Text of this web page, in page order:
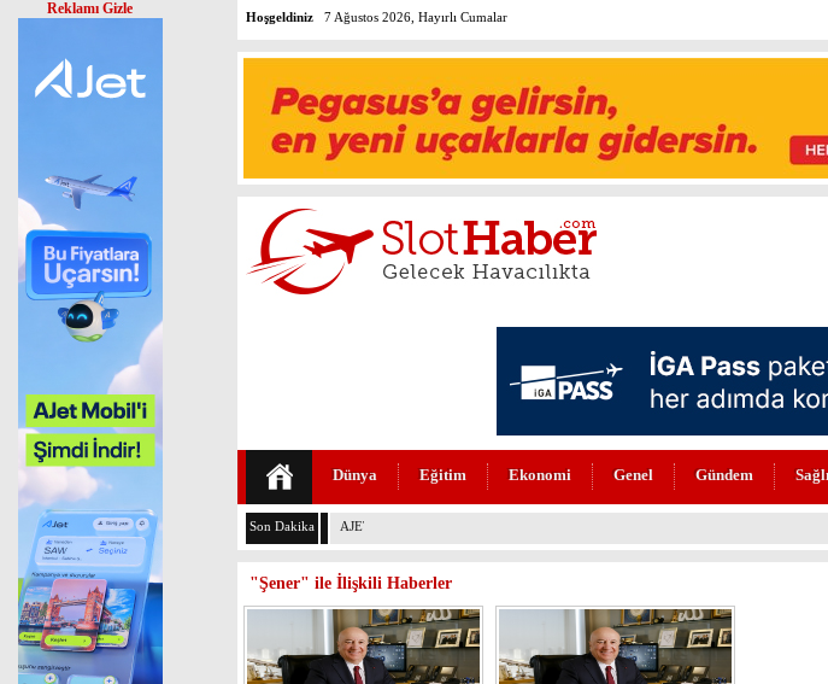
Hoşgeldiniz 7 Ağustos 2026, Hayırlı Cumalar
Dünya Eğitim Ekonomi Genel Gündem
Son Dakika AJET’İN İKRAM MENÜLERİ YENİLENDİ
"Şener" ile İlişkili Haberler
Reklamı Gizle